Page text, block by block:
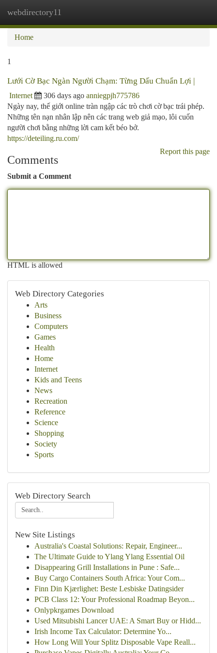
webdirectory11
Home
1
Lưới Cờ Bạc Ngàn Người Chạm: Từng Dấu Chuẩn Lợi |
Internet 306 days ago anniegpjh775786
Ngày nay, thế giới online tràn ngập các trò chơi cờ bạc trái phép.
Những tên nạn nhân lập nên các trang web giả mạo, lôi cuốn
người chơi bằng những lời cam kết béo bở.
https://deteiling.ru.com/
Report this page
Comments
Submit a Comment
HTML is allowed
Web Directory Categories
Arts
Business
Computers
Games
Health
Home
Internet
Kids and Teens
News
Recreation
Reference
Science
Shopping
Society
Sports
Web Directory Search
New Site Listings
Australia's Coastal Solutions: Repair, Engineer...
The Ultimate Guide to Ylang Ylang Essential Oil
Disappearing Grill Installations in Pune : Safe...
Buy Cargo Containers South Africa: Your Com...
Finn Din Kjærlighet: Beste Lesbiske Datingsider
PCB Class 12: Your Professional Roadmap Beyon...
Onlypkrgames Download
Used Mitsubishi Lancer UAE: A Smart Buy or Hidd...
Irish Income Tax Calculator: Determine Yo...
How Long Will Your Splitz Disposable Vape Reall...